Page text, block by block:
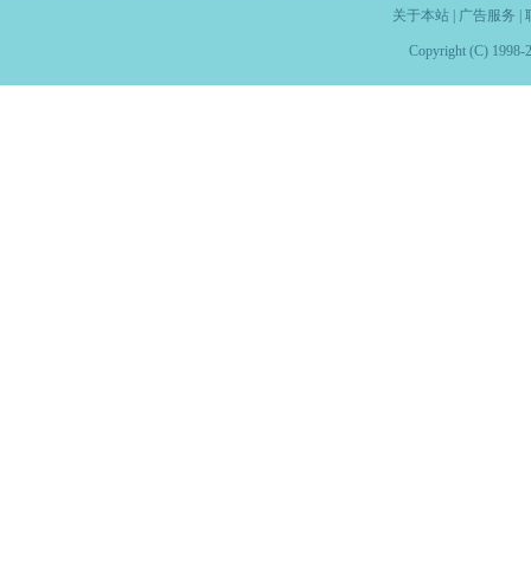
关于本站| 广告服务
Copyright (C) 1998-